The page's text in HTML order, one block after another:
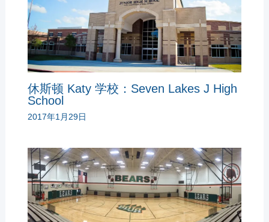
休斯顿 Katy 学校：Seven Lakes J High
School
2017年1月29日